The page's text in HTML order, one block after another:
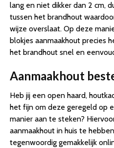
lang en niet dikker dan 2 cm,
tussen het brandhout
wijze overslaat. Op deze
blokjes aanmaakhout precies
het brandhout snel en
Aanmaakhout
Heb jij een open haard,
het fijn om deze geregeld op
manier aan te steken?
aanmaakhout in huis te
tegenwoordig gemakkelijk